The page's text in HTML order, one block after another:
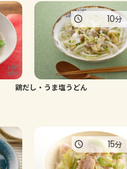
鶏だし・うま塩うどん
10分
15分